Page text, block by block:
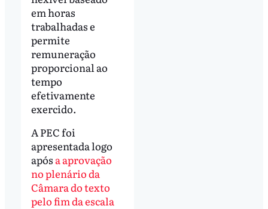
em horas
trabalhadas e
permite
remuneração
proporcional ao
tempo
efetivamente
exercido.
A PEC foi
apresentada logo
após a aprovação
no plenário da
Câmara do texto
pelo fim da escala